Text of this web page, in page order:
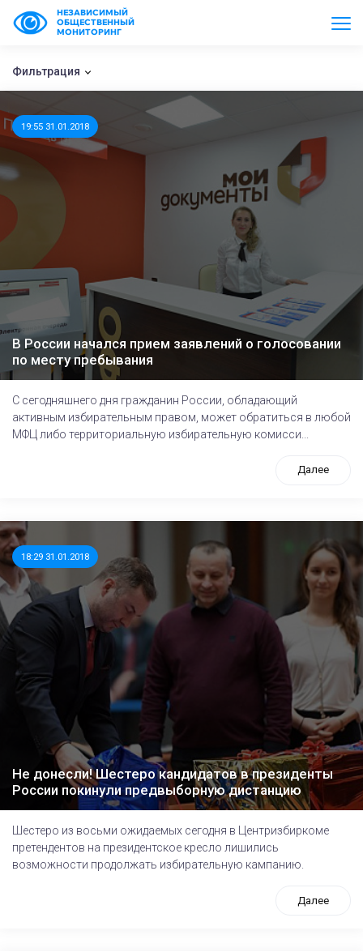
НЕЗАВИСИМЫЙ
ОБЩЕСТВЕННЫЙ
МОНИТОРИНГ
Фильтрация
19:55 31.01.2018
В России начался прием заявлений о голосовании
по месту пребывания
С сегодняшнего дня гражданин России, обладающий
активным избирательным правом, может обратиться в любой
МФЦ либо территориальную избирательную комисси...
Далее
18:29 31.01.2018
Не донесли! Шестеро кандидатов в президенты
России покинули предвыборную дистанцию
Шестеро из восьми ожидаемых сегодня в Центризбиркоме
претендентов на президентское кресло лишились
возможности продолжать избирательную кампанию.
Далее